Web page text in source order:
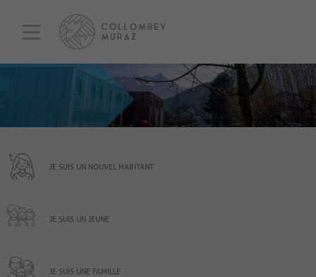
JE SUIS UN NOUVEL HABITANT
JE SUIS UN JEUNE
JE SUIS UNE FAMILLE